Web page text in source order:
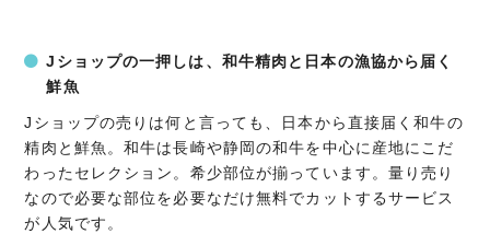
Jショップの一押しは、和牛精肉と日本の漁協から届く
鮮魚
Jショップの売りは何と言っても、日本から直接届く和牛の
精肉と鮮魚。和牛は長崎や静岡の和牛を中心に産地にこだ
わったセレクション。希少部位が揃っています。量り売り
なので必要な部位を必要なだけ無料でカットするサービス
が人気です。